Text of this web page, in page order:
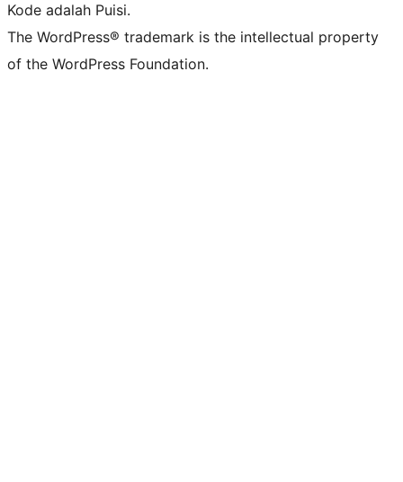
Kode adalah Puisi.
The WordPress® trademark is the intellectual property
of the WordPress Foundation.